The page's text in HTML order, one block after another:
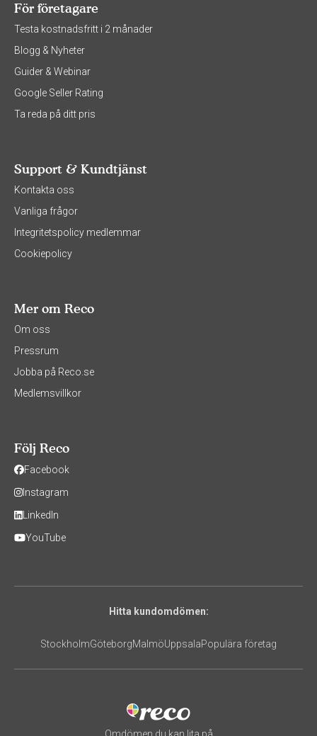
För företagare
Testa kostnadsfritt i 2 månader
Blogg & Nyheter
Guider & Webinar
Google Seller Rating
Ta reda på ditt pris
Support & Kundtjänst
Kontakta oss
Vanliga frågor
Integritetspolicy medlemmar
Cookiepolicy
Mer om Reco
Om oss
Pressrum
Jobba på Reco.se
Medlemsvillkor
Följ Reco
Facebook
Instagram
LinkedIn
YouTube
Hitta kundomdömen:
StockholmGöteborgMalmöUppsalaPopulära företag